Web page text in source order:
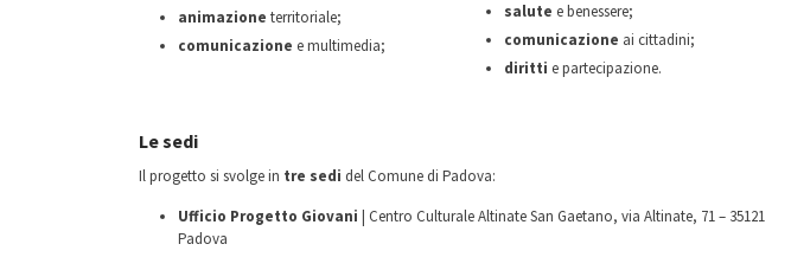
animazione territoriale;
comunicazione e multimedia;
salute e benessere;
comunicazione ai cittadini;
diritti e partecipazione.
Le sedi
Il progetto si svolge in tre sedi del Comune di Padova:
Ufficio Progetto Giovani | Centro Culturale Altinate San Gaetano, via Altinate, 71 – 35121
Padova